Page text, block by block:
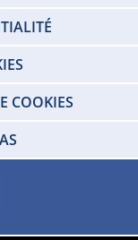
COOKIES